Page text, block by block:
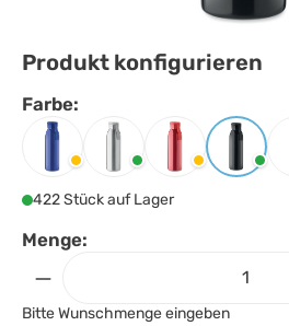
Produkt konfigurieren
Farbe:
Farbe auswählen
Blau Mattsilber Rot Schwarz
422 Stück auf Lager
Menge:
Bitte Wunschmenge eingeben